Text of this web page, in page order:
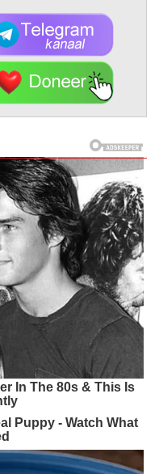
In The 80s & This Is
Puppy - Watch What